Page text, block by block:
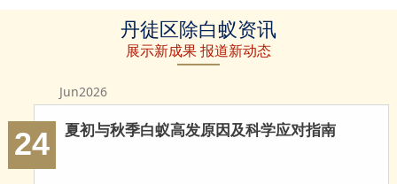
丹徒区草地
丹徒区建筑
白蚁防治
丹徒区家具
丹徒区除白蚁资讯
展示新成果 报道新动态
Jun2026
24 夏初与秋季白蚁高发原因及科学应对指南